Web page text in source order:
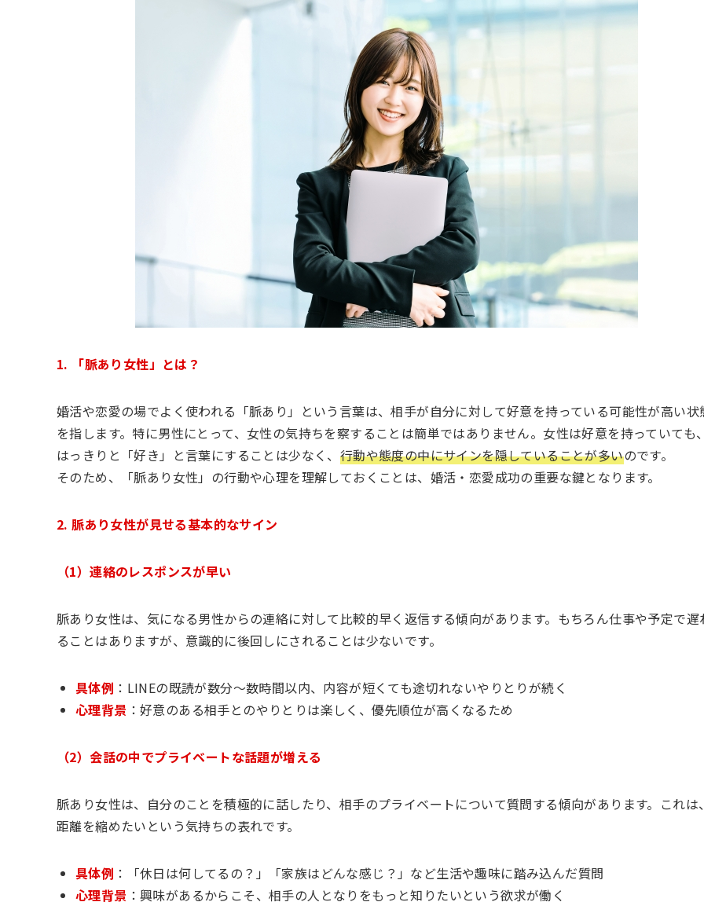
1. 「脈あり女性」とは？
婚活や恋愛の場でよく使われる「脈あり」という言葉は、相手が自分に対して好意を持っている可能性が高い状
を指します。特に男性にとって、女性の気持ちを察することは簡単ではありません。女性は好意を持っていても
はっきりと「好き」と言葉にすることは少なく、 行動や態度の中にサインを隠していることが多いのです。
そのため、「脈あり女性」の行動や心理を理解しておくことは、婚活・恋愛成功の重要な鍵となります。
2. 脈あり女性が見せる基本的なサイン
（1）連絡のレスポンスが早い
脈あり女性は、気になる男性からの連絡に対して比較的早く返信する傾向があります。もちろん仕事や予定で遅
ることはありますが、意識的に後回しにされることは少ないです。
具体例 ：LINEの既読が数分〜数時間以内、内容が短くても途切れないやりとりが続く
心理背景 ：好意のある相手とのやりとりは楽しく、優先順位が高くなるため
（2）会話の中でプライベートな話題が増える
脈あり女性は、自分のことを積極的に話したり、相手のプライベートについて質問する傾向があります。これは
距離を縮めたいという気持ちの表れです。
具体例 ：「休日は何してるの？」「家族はどんな感じ？」など生活や趣味に踏み込んだ質問
心理背景 ：興味があるからこそ、相手の人となりをもっと知りたいという欲求が働く